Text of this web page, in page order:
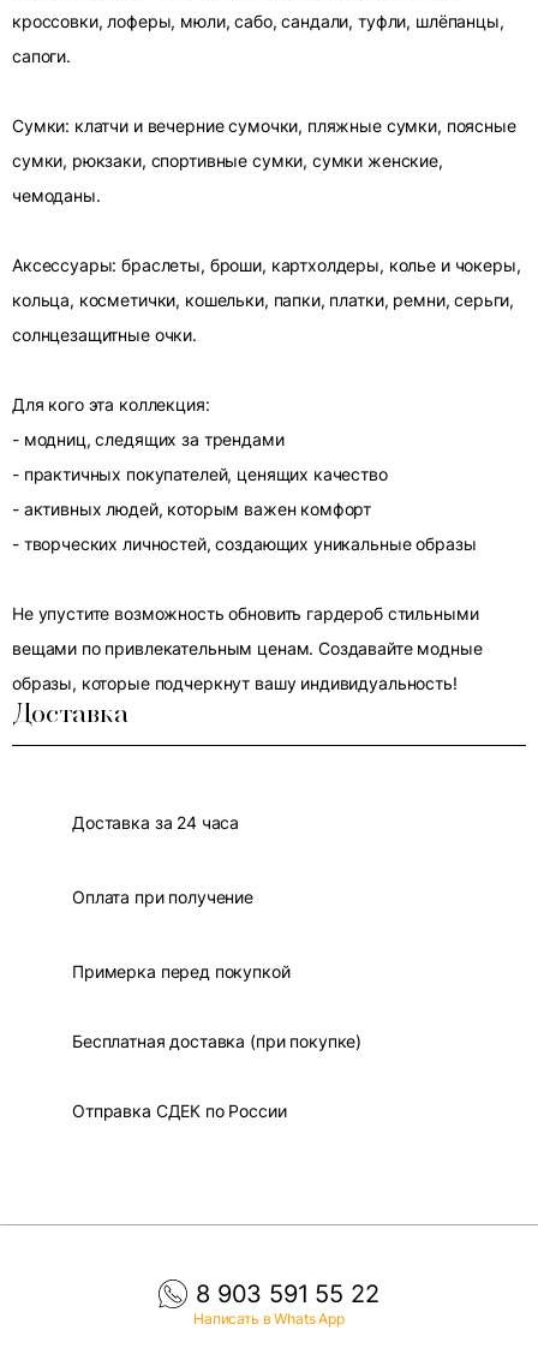
кроссовки, лоферы, мюли, сабо, сандали, туфли, шлёпанцы,
сапоги.
Сумки: клатчи и вечерние сумочки, пляжные сумки, поясные
сумки, рюкзаки, спортивные сумки, сумки женские,
чемоданы.
Аксессуары: браслеты, броши, картхолдеры, колье и чокеры,
кольца, косметички, кошельки, папки, платки, ремни, серьги,
солнцезащитные очки.
Для кого эта коллекция:
- модниц, следящих за трендами
- практичных покупателей, ценящих качество
- активных людей, которым важен комфорт
- творческих личностей, создающих уникальные образы
Не упустите возможность обновить гардероб стильными
вещами по привлекательным ценам. Создавайте модные
образы, которые подчеркнут вашу индивидуальность!
Доставка
Доставка за 24 часа
Оплата при получение
Примерка перед покупкой
Бесплатная доставка (при покупке)
Отправка СДЕК по России
8 903 591 55 22
Написать в Whats App